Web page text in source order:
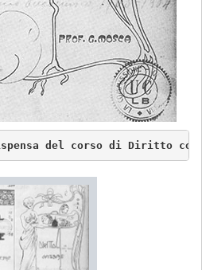
del corso di Diritto